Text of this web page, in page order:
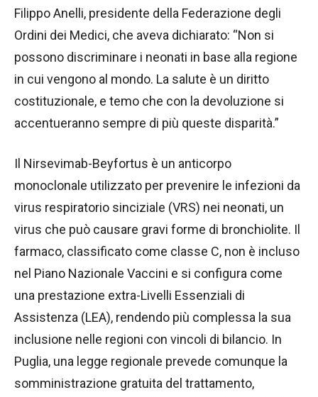
Filippo Anelli, presidente della Federazione degli
Ordini dei Medici, che aveva dichiarato: “Non si
possono discriminare i neonati in base alla regione
in cui vengono al mondo. La salute è un diritto
costituzionale, e temo che con la devoluzione si
accentueranno sempre di più queste disparità.”
Il Nirsevimab-Beyfortus è un anticorpo
monoclonale utilizzato per prevenire le infezioni da
virus respiratorio sinciziale (VRS) nei neonati, un
virus che può causare gravi forme di bronchiolite. Il
farmaco, classificato come classe C, non è incluso
nel Piano Nazionale Vaccini e si configura come
una prestazione extra-Livelli Essenziali di
Assistenza (LEA), rendendo più complessa la sua
inclusione nelle regioni con vincoli di bilancio. In
Puglia, una legge regionale prevede comunque la
somministrazione gratuita del trattamento,